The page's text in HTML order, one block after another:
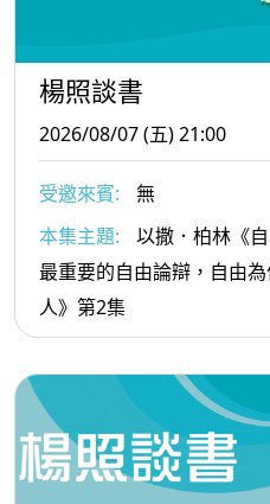
楊照談書
2026/08/07 (五) 21:00
受邀來賓:
無
本集主題:
以撒．柏林《
最重要的自由論辯，自由
人》第2集